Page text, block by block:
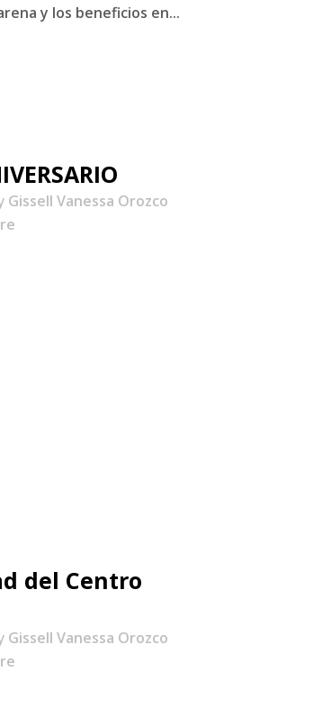
y los beneficios en...
Gissell Vanessa Orozco
del Centro
Gissell Vanessa Orozco